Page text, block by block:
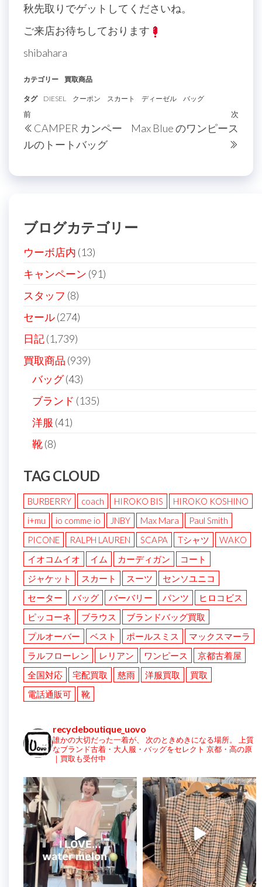
秋先取りでゲットしてくださいね。
ご来店お待ちしております
shibahara
カテゴリー 買取商品
タグ DIESEL クーポン スカート ディーゼル バッグ
投
稿
ナ
ビ
シ
ョ
ン
過
去
の
前
CAMPER カンペー
ルのトートバッグ
次
次
Max Blue のワンピース
ブログカテゴリー
ウーボ店内 (13)
キャンペーン (91)
スタッフ (8)
セール(274)
日記(1,739)
買取商品 (939)
バッグ(43)
ブランド (135)
洋服 (41)
靴(8)
TAG CLOUD
BURBERRY coach HIROKO BIS
HIROKO KOSHINO
i+mu
io comme io JNBY Max Mara
Paul Smith
PICONE
RALPH LAUREN SCAPA Tシャツ
WAKO
イオコムイオ
イム カーディガン
コート
ジャケット
スカート スーツ
センソユニコ
セーター
バッグ バーバリー パンツ
ヒロコビス
ピッコーネ
ブラウス
ブランドバッグ買取
プルオーバー
ベスト ポールスミス
マックスマーラ
ラルフローレン
レリアン ワンピース
京都古着屋
全国対応
宅配買取 慈雨 洋服買取
買取
電話通販可
靴
recycleboutique_uovo
誰かの大切だった一着が、 次のときめきになる場所。
上質
なブランド古着・大人服・バッグをセレクト 京都・高の原
｜買取も受付中